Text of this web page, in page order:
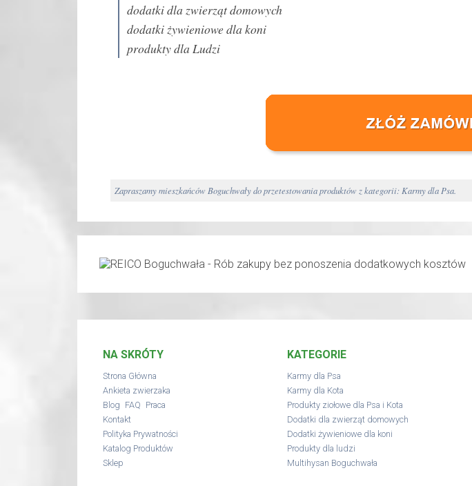
dodatki dla zwierząt domowych
dodatki żywieniowe dla koni
produkty dla Ludzi
Zapraszamy mieszkańców Boguchwały do przetestowania produktów z kategorii: Karmy dla Psa.
NA SKRÓTY
Strona Główna
Ankieta zwierzaka
Blog FAQ Praca
Kontakt
Polityka Prywatności
Katalog Produktów
Sklep
KATEGORIE
Karmy dla Psa
Karmy dla Kota
Produkty ziołowe dla Psa i Kota
Dodatki dla zwierząt domowych
Dodatki żywieniowe dla koni
Produkty dla ludzi
Multihysan Boguchwała